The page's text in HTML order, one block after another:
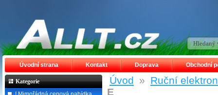
Úvod » Ruční
E
Úvodní strana Kontakt Doprava Obchodní
Kategorie